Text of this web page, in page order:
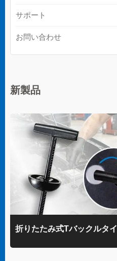
サポート
お問い合わせ
新製品
折りたたみ式Tバックルタイ